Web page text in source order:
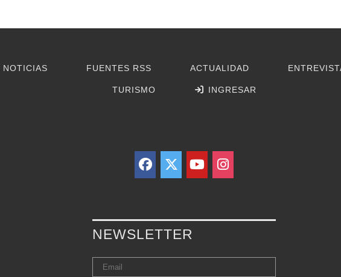
NOTICIAS FUENTES RSS ACTUALIDAD
TURISMO INGRESAR
NEWSLETTER